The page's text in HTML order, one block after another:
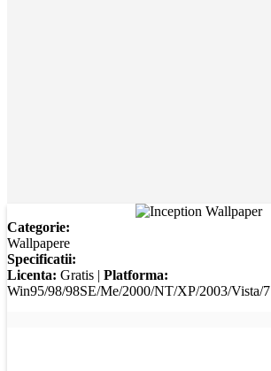
Categorie:
Wallpapere
Specificatii:
Licenta: Gratis | Platforma:
Win95/98/98SE/Me/2000/NT/XP/2003/Vista/7